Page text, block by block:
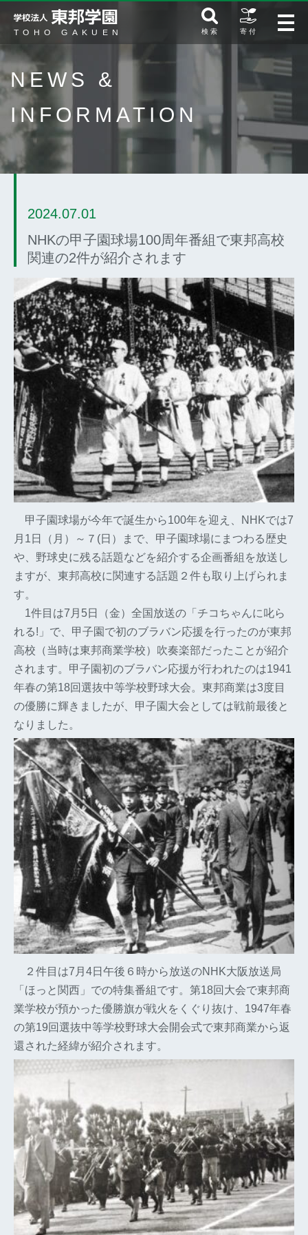
検 索 寄 付
NEWS &
INFORMATION
2024.07.01
NHKの甲子園球場100周年番組で東邦高校
関連の2件が紹介されます
甲子園球場が今年で誕生から100年を迎え、NHKでは7
月1日（月）～７(日）まで、甲子園球場にまつわる歴史
や、野球史に残る話題などを紹介する企画番組を放送し
ますが、東邦高校に関連する話題２件も取り上げられま
す。
1件目は7月5日（金）全国放送の「チコちゃんに叱ら
れる!」で、甲子園で初のブラバン応援を行ったのが東邦
高校（当時は東邦商業学校）吹奏楽部だったことが紹介
されます。甲子園初のブラバン応援が行われたのは1941
年春の第18回選抜中等学校野球大会。東邦商業は3度目
の優勝に輝きましたが、甲子園大会としては戦前最後と
なりました。
２件目は7月4日午後６時から放送のNHK大阪放送局
「ほっと関西」での特集番組です。第18回大会で東邦商
業学校が預かった優勝旗が戦火をくぐり抜け、1947年春
の第19回選抜中等学校野球大会開会式で東邦商業から返
還された経緯が紹介されます。